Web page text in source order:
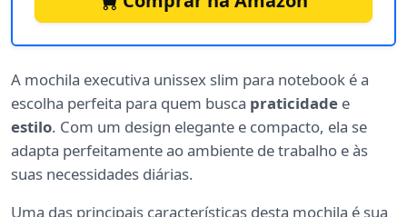
A mochila executiva unissex slim para notebook é a
escolha perfeita para quem busca praticidade e
estilo. Com um design elegante e compacto, ela se
adapta perfeitamente ao ambiente de trabalho e às
suas necessidades diárias.
Uma das principais características desta mochila é sua